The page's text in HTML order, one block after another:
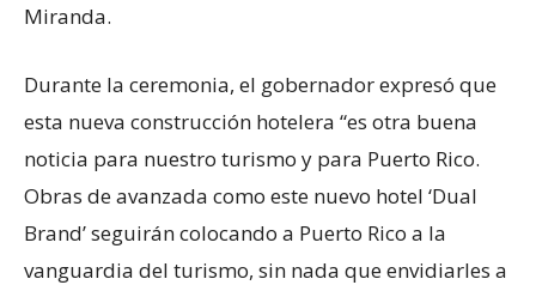
Miranda.
Durante la ceremonia, el gobernador expresó que
esta nueva construcción hotelera “es otra buena
noticia para nuestro turismo y para Puerto Rico.
Obras de avanzada como este nuevo hotel ‘Dual
Brand’ seguirán colocando a Puerto Rico a la
vanguardia del turismo, sin nada que envidiarles a